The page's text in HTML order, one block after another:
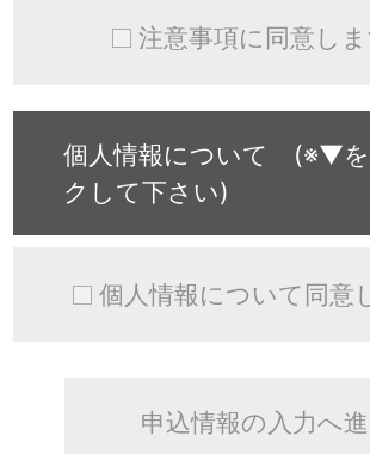
注意事項に同意しま
個人情報について (※▼を
クして下さい)
個人情報について同意